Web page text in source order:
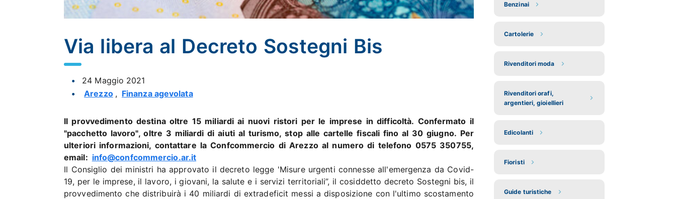
Via libera al Decreto Sostegni Bis
24 Maggio 2021
Arezzo , Finanza agevolata
Il provvedimento destina oltre 15 miliardi ai nuovi ristori per le imprese in difficoltà. Confermato il
"pacchetto lavoro", oltre 3 miliardi di aiuti al turismo, stop alle cartelle fiscali fino al 30 giugno. Per
ulteriori informazioni, contattare la Confcommercio di Arezzo al numero di telefono 0575 350755,
email: info@confcommercio.ar.it
Il Consiglio dei ministri ha approvato il decreto legge 'Misure urgenti connesse all'emergenza da Covid-
19, per le imprese, il lavoro, i giovani, la salute e i servizi territoriali”, il cosiddetto decreto Sostegni bis, il
provvedimento che distribuirà i 40 miliardi di extradeficit messi a disposizione con l'ultimo scostamento
Benzinai
Cartolerie
Rivenditori moda
Rivenditori orafi,
argentieri, gioiellieri
Edicolanti
Fioristi
Guide turistiche